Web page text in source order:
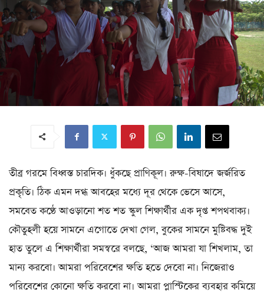
তীব্র গরমে বিধ্বস্ত চারদিক। ধুঁকছে প্রাণিকূল। রুক্ষ-বিষাদে জর্জরিত
প্রকৃতি। ঠিক এমন দগ্ধ আবহের মধ্যে দূর থেকে ভেসে আসে,
সমবেত কণ্ঠে আওড়ানো শত শত স্কুল শিক্ষার্থীর এক দৃপ্ত শপথবাক্য।
কৌতুহলী হয়ে সামনে এগোতে দেখা গেল, বুকের সামনে মুষ্টিবদ্ধ দুই
হাত তুলে এ শিক্ষার্থীরা সমস্বরে বলছে, ‘আজ আমরা যা শিখলাম, তা
মান্য করবো। আমরা পরিবেশের ক্ষতি হতে দেবো না। নিজেরাও
পরিবেশের কোনো ক্ষতি করবো না। আমরা প্লাস্টিকের ব্যবহার কমিয়ে